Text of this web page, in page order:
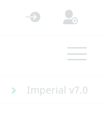
Imperial v7.0 -